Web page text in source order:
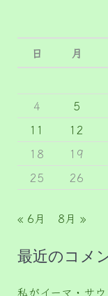
日
月
4
5
11
12
18
19
25
26
« 6月 8月 »
最近のコメ
私がイーマ・サ